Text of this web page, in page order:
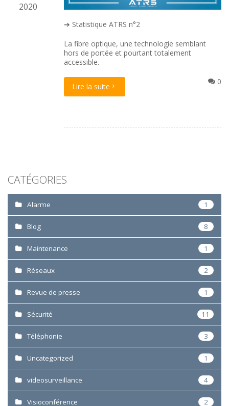
2020
➔ Statistique ATRS n°2
La fibre optique, une technologie semblant
hors de portée et pourtant totalement
accessible.
0
Lire la suite
CATÉGORIES
Alarme 1
Blog 8
Maintenance 1
Réseaux 2
Revue de presse 1
Sécurité 11
Téléphonie 3
Uncategorized 1
videosurveillance 4
Visioconférence 2